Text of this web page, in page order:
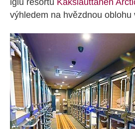
iglú resortu Kakslauttanen
výhledem na hvězdnou oblohu